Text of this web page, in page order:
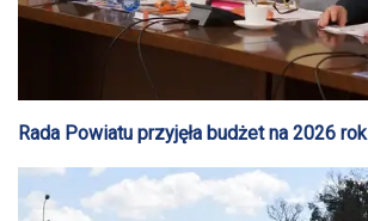
Rada Powiatu przyjęła budżet na 2026 rok